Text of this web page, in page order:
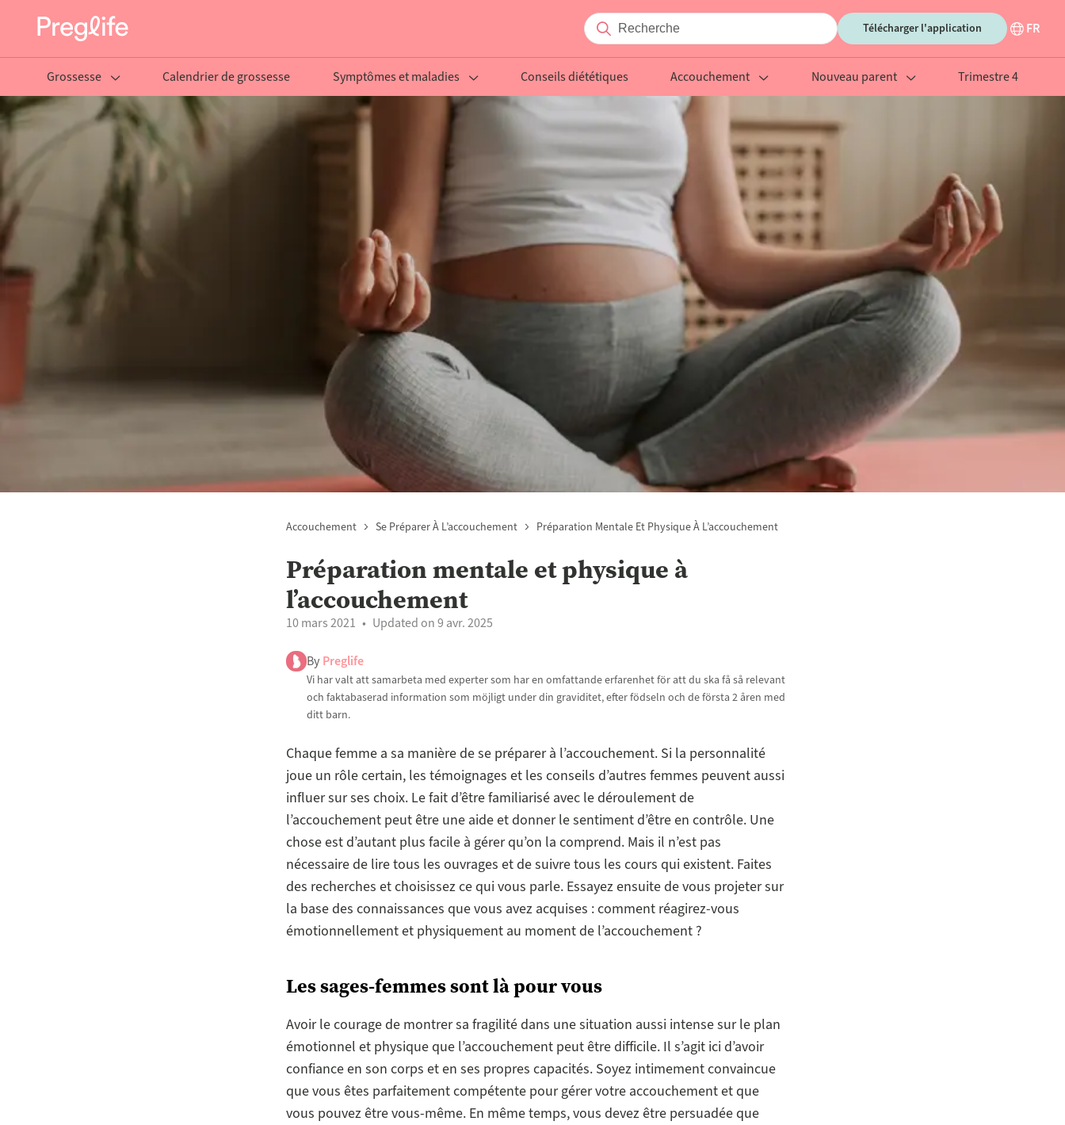
Télécharger l'application FR
Grossesse Calendrier de grossesse Symptômes et maladies Conseils diététiques Accouchement Nouveau parent Trimestre 4
Accouchement Se Préparer À L’accouchement Préparation Mentale Et Physique À L’accouchement
Préparation mentale et physique à
l’accouchement
10 mars 2021 Updated on 9 avr. 2025
By Preglife
Vi har valt att samarbeta med experter som har en omfattande erfarenhet för att du ska få så relevant
och faktabaserad information som möjligt under din graviditet, efter födseln och de första 2 åren med
ditt barn.
Chaque femme a sa manière de se préparer à l’accouchement. Si la personnalité
joue un rôle certain, les témoignages et les conseils d’autres femmes peuvent aussi
influer sur ses choix. Le fait d’être familiarisé avec le déroulement de
l’accouchement peut être une aide et donner le sentiment d’être en contrôle. Une
chose est d’autant plus facile à gérer qu’on la comprend. Mais il n’est pas
nécessaire de lire tous les ouvrages et de suivre tous les cours qui existent. Faites
des recherches et choisissez ce qui vous parle. Essayez ensuite de vous projeter sur
la base des connaissances que vous avez acquises : comment réagirez-vous
émotionnellement et physiquement au moment de l’accouchement ?
Les sages-femmes sont là pour vous
Avoir le courage de montrer sa fragilité dans une situation aussi intense sur le plan
émotionnel et physique que l’accouchement peut être difficile. Il s’agit ici d’avoir
confiance en son corps et en ses propres capacités. Soyez intimement convaincue
que vous êtes parfaitement compétente pour gérer votre accouchement et que
vous pouvez être vous-même. En même temps, vous devez être persuadée que